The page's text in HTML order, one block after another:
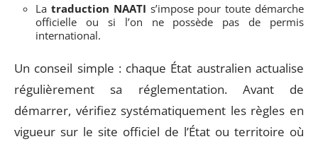
La traduction NAATI s’impose pour toute démarche
officielle ou si l’on ne possède pas de permis
international.
Un conseil simple : chaque État australien actualise
régulièrement sa réglementation. Avant de
démarrer, vérifiez systématiquement les règles en
vigueur sur le site officiel de l’État ou territoire où